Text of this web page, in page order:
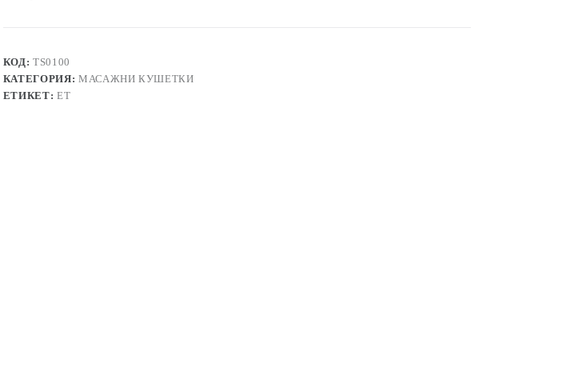
КОД:TS0100
КАТЕГОРИЯ: МАСАЖНИ КУШЕТКИ
ЕТИКЕТ: ЕТ